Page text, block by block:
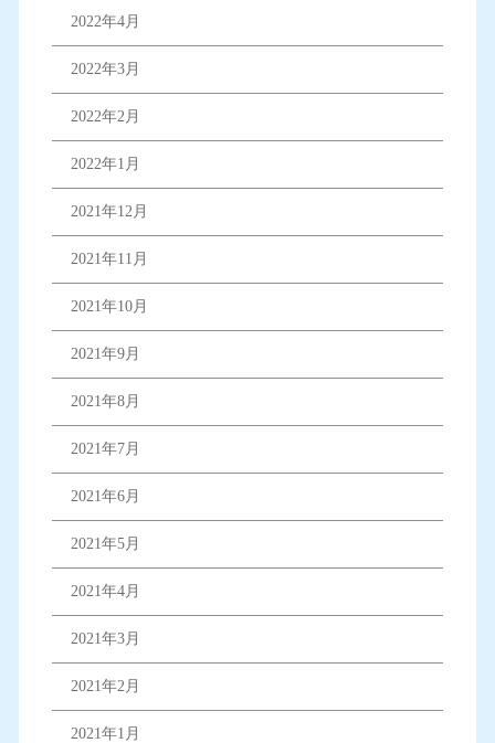
2022年4月
2022年3月
2022年2月
2022年1月
2021年12月
2021年11月
2021年10月
2021年9月
2021年8月
2021年7月
2021年6月
2021年5月
2021年4月
2021年3月
2021年2月
2021年1月